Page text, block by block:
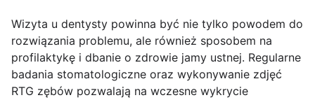
Wizyta u dentysty powinna być nie tylko powodem do
rozwiązania problemu, ale również sposobem na
profilaktykę i dbanie o zdrowie jamy ustnej. Regularne
badania stomatologiczne oraz wykonywanie zdjęć
RTG zębów pozwalają na wczesne wykrycie